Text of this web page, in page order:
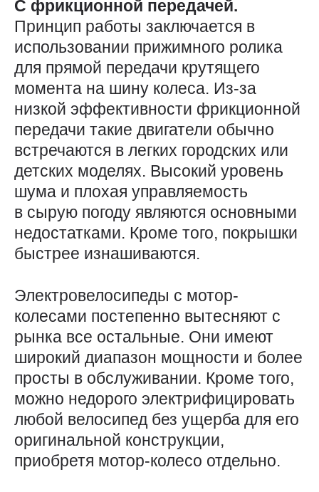
С фрикционной передачей.
Принцип работы заключается в
использовании прижимного ролика
для прямой передачи крутящего
момента на шину колеса. Из-за
низкой эффективности фрикционной
передачи такие двигатели обычно
встречаются в легких городских или
детских моделях. Высокий уровень
шума и плохая управляемость
в сырую погоду являются основными
недостатками. Кроме того, покрышки
быстрее изнашиваются.
Электровелосипеды с мотор-
колесами постепенно вытесняют с
рынка все остальные. Они имеют
широкий диапазон мощности и более
просты в обслуживании. Кроме того,
можно недорого электрифицировать
любой велосипед без ущерба для его
оригинальной конструкции,
приобретя мотор-колесо отдельно.